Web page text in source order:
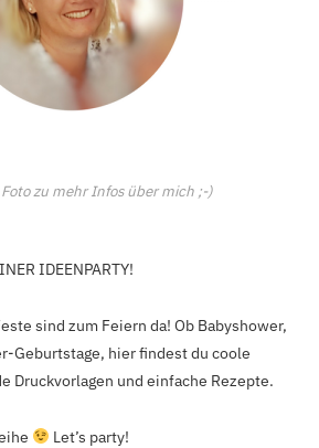
zu mehr Infos über mich ;-)
IDEENPARTY!
sind zum Feiern da! Ob Babyshower,
Geburtstage, hier findest du coole
Druckvorlagen und einfache Rezepte.
Let’s party!